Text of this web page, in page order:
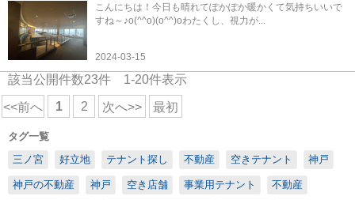
こんにちは！今日も晴れてぽかぽか暖かくて気持ちいいで
すね～♪o(^^o)(o^^)oわたくし、視力が...
2024-03-15
該当公開件数23件 1-20件表示
<<前へ 1 2 次へ>> 最初
タグ一覧
三ノ宮
好立地 テナント探し 不動産 空きテナント 神戸
神戸の不動産 神戸 空き店舗 事業用テナント 不動産